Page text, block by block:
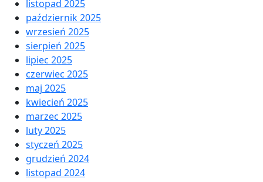
listopad 2025
październik 2025
wrzesień 2025
sierpień 2025
lipiec 2025
czerwiec 2025
maj 2025
kwiecień 2025
marzec 2025
luty 2025
styczeń 2025
grudzień 2024
listopad 2024